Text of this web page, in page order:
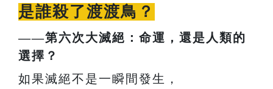
是誰殺了渡渡鳥？
——第六次大滅絕：命運，還是人類的
選擇？
如果滅絕不是一瞬間發生，